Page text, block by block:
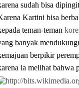
sudah bisa
Kartini bisa
teman-teman
banyak
berpikir
ia melihat bahwa